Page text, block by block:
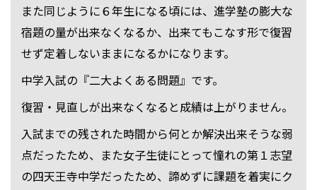
また同じように６年生になる頃には、進学塾の膨大な
宿題の量が出来なくなるか、出来てもこなす形で復習
せず定着しないままになるかになります。
中学入試の『二大よくある問題』です。
復習・見直しが出来なくなると成績は上がりません。
入試までの残された時間から何とか解決出来そうな弱
点だったため、また女子生徒にとって憧れの第１志望
の四天王寺中学だったため、諦めずに課題を着実にク